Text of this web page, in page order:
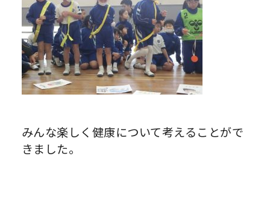
みんな楽しく健康について考えることがで
きました。